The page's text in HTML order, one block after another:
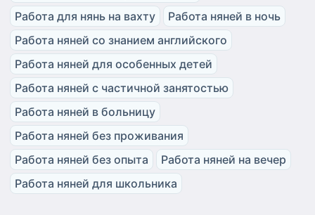
Работа для нянь на вахту
Работа няней в ночь
Работа няней со знанием английского
Работа няней для особенных детей
Работа няней с частичной занятостью
Работа няней в больницу
Работа няней без проживания
Работа няней без опыта
Работа няней на вечер
Работа няней для школьника